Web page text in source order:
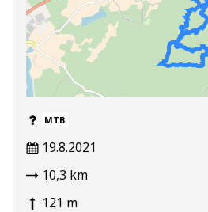
MTB
19.8.2021
10,3 km
121 m